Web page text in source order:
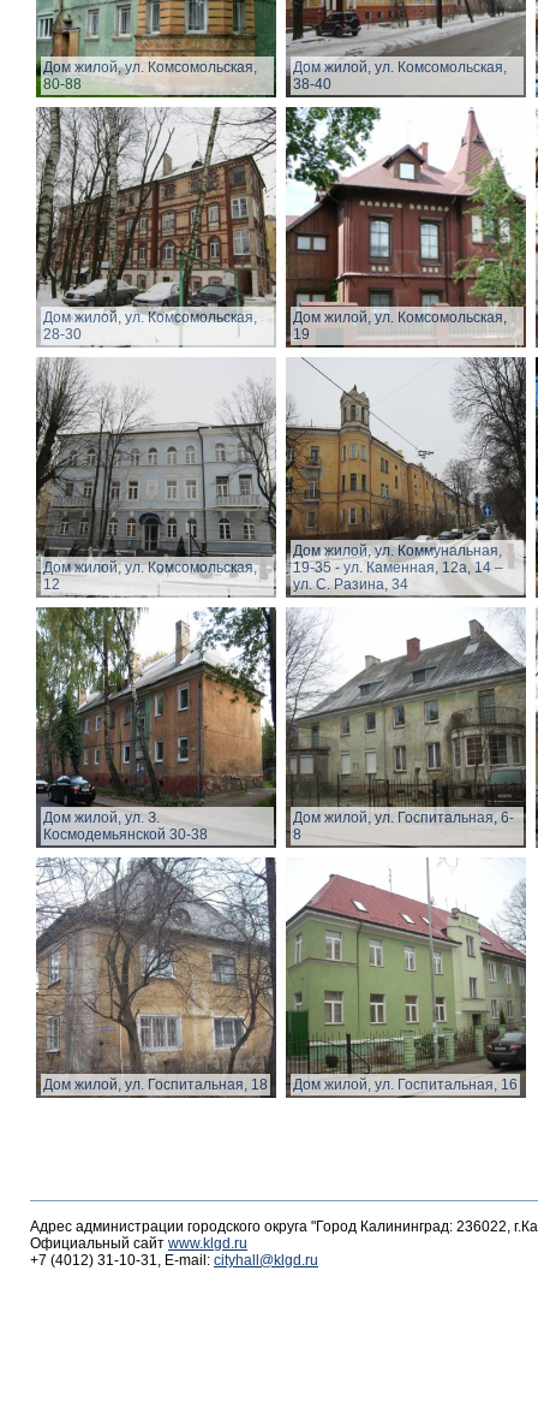
Дом жилой, ул. Комсомольская,
80-88
Дом жилой, ул. Комсомольская,
38-40
Дом жилой, ул. Комсомольская,
28-30
Дом жилой, ул. Комсомольская,
19
Дом жилой, ул. Комсомольская,
12
Дом жилой, ул. Коммунальная,
19-35 - ул. Каменная, 12а, 14 –
ул. С. Разина, 34
Дом жилой, ул. З.
Космодемьянской 30-38
Дом жилой, ул. Госпитальная, 6-
8
Дом жилой, ул. Госпитальная, 18 Дом жилой, ул. Госпитальная, 16
Адрес администрации городского округа "Город Калининград: 236022,
Официальный сайт www.klgd.ru
+7 (4012) 31-10-31, E-mail: cityhall@klgd.ru